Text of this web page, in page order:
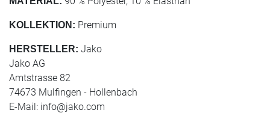
KOLLEKTION: Premium
HERSTELLER: Jako
Jako AG
Amtstrasse 82
74673 Mulfingen - Hollenbach
E-Mail: info@jako.com